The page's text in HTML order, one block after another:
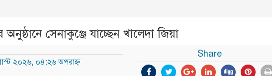
অনুষ্ঠানে সেনাকুঞ্জে যাচ্ছেন খালেদা জিয়া
২০২৬, ০৪:২৬ অপরাহ্ন
Share